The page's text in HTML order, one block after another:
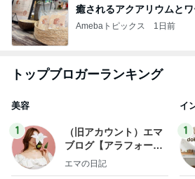
癒されるアクアリウムと
Amebaトピックス 1日前
トップブロガーランキング
美容
1
（旧アカウント）エマ
ブログ【アラフォー会
社売却セカンドライ
エマの日記
イ
1